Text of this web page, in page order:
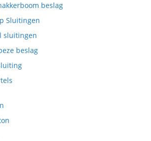
beslag
Sluitingen
sluitingen
beslag